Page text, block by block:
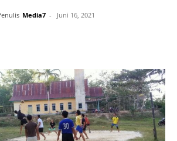
Media7 - Juni 16, 2021